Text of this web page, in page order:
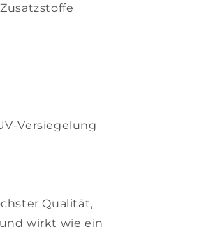
Versiegelung
Qualität,
wirkt wie ein